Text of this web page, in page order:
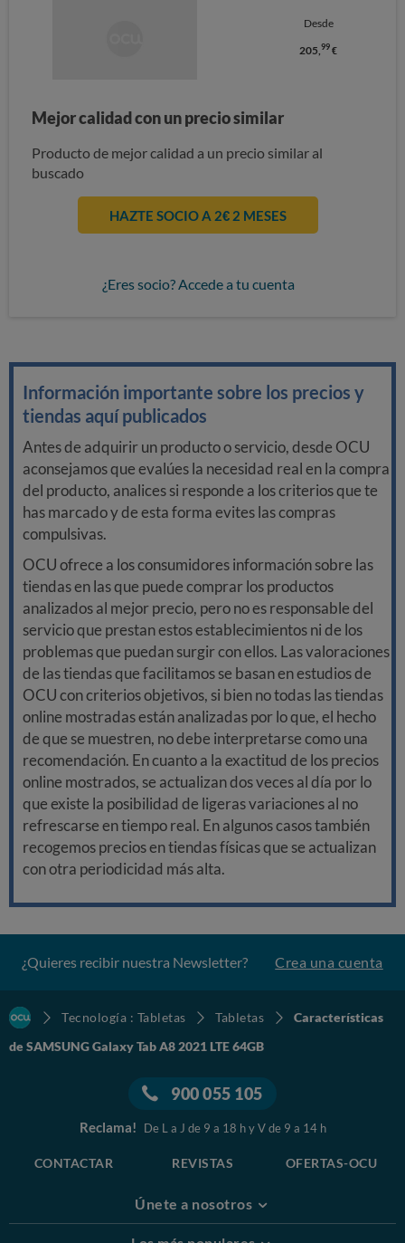
Desde
205,99 €
Mejor calidad con un precio similar
Producto de mejor calidad a un precio similar al
buscado
HAZTE SOCIO A 2€ 2 MESES
¿Eres socio? Accede a tu cuenta
Información importante sobre los precios y
tiendas aquí publicados
Antes de adquirir un producto o servicio, desde OCU
aconsejamos que evalúes la necesidad real en la compra
del producto, analices si responde a los criterios que te
has marcado y de esta forma evites las compras
compulsivas.
OCU ofrece a los consumidores información sobre las
tiendas en las que puede comprar los productos
analizados al mejor precio, pero no es responsable del
servicio que prestan estos establecimientos ni de los
problemas que puedan surgir con ellos. Las valoraciones
de las tiendas que facilitamos se basan en estudios de
OCU con criterios objetivos, si bien no todas las tiendas
online mostradas están analizadas por lo que, el hecho
de que se muestren, no debe interpretarse como una
recomendación. En cuanto a la exactitud de los precios
online mostrados, se actualizan dos veces al día por lo
que existe la posibilidad de ligeras variaciones al no
refrescarse en tiempo real. En algunos casos también
recogemos precios en tiendas físicas que se actualizan
con otra periodicidad más alta.
¿Quieres recibir nuestra Newsletter? Crea una cuenta
Tecnología : Tabletas Tabletas
Características
de SAMSUNG Galaxy Tab A8 2021 LTE 64GB
900 055 105
Reclama! De L a J de 9 a 18 h y V de 9 a 14 h
CONTACTAR REVISTAS OFERTAS-OCU
Únete a nosotros